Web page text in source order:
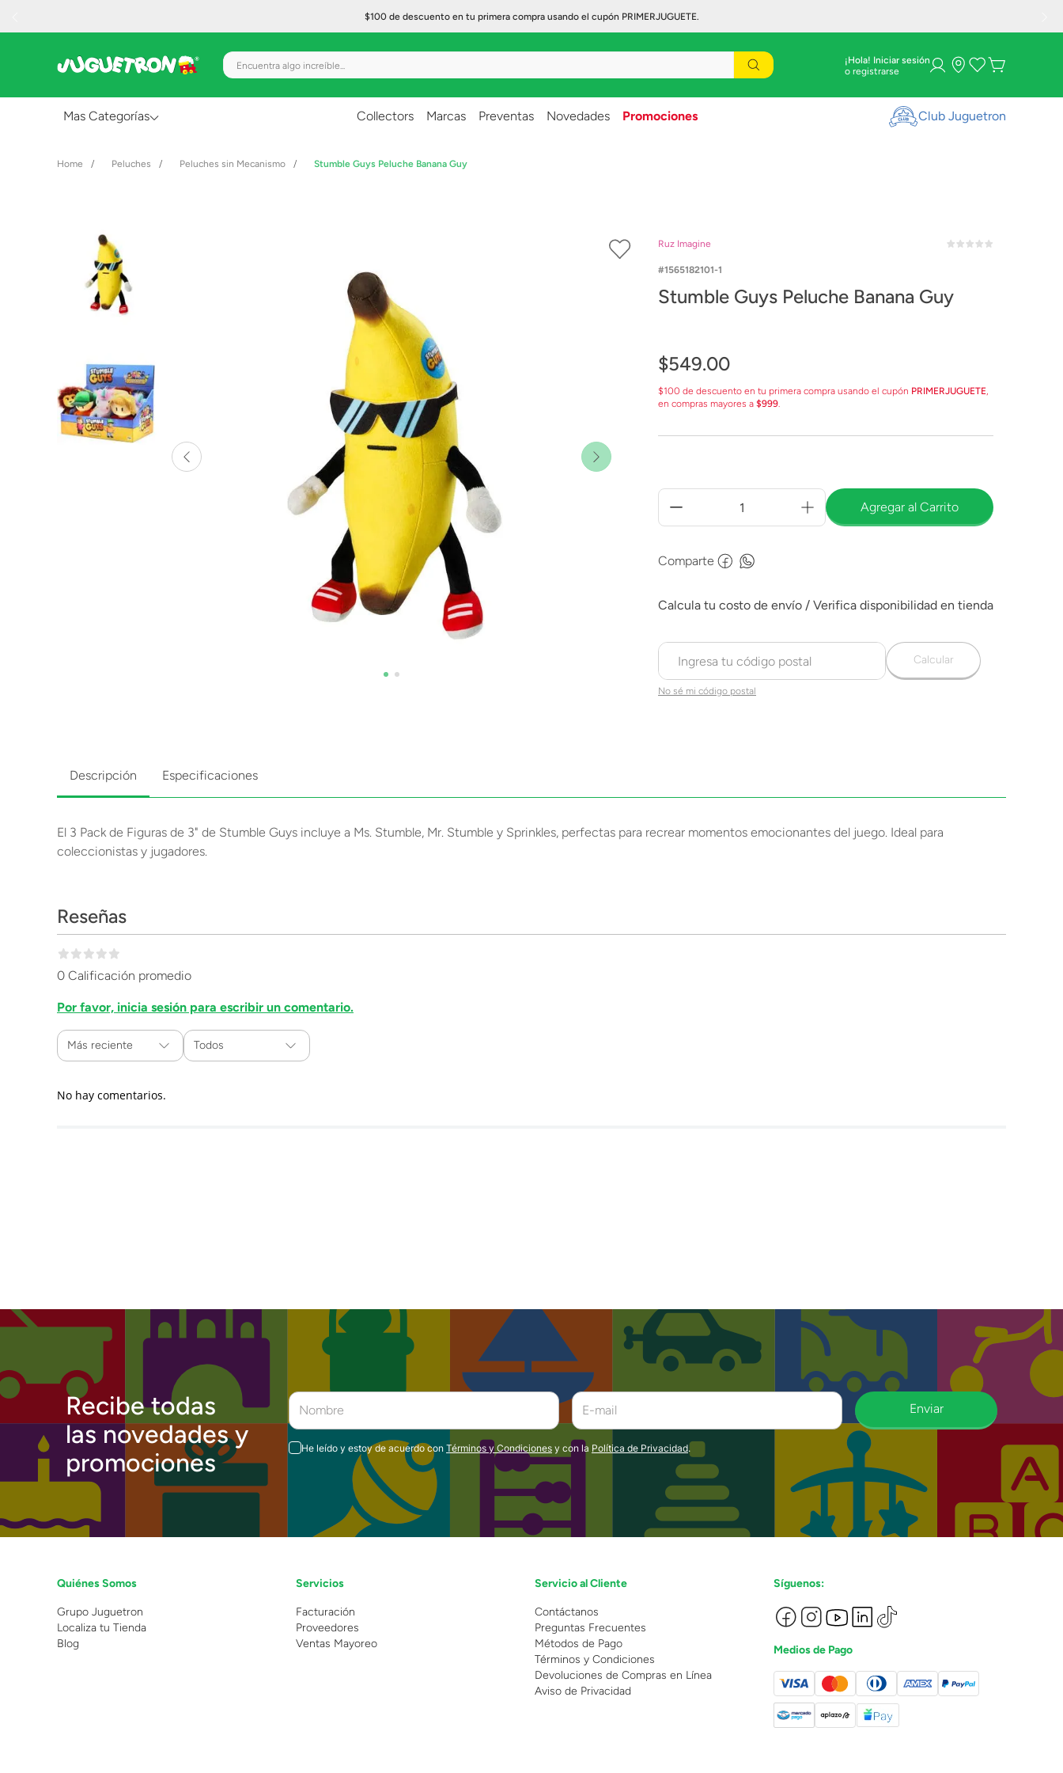
$100 de descuento en tu primera compra usando el cupón PRIMERJUGUETE.
Encuentra algo increíble... ¡Hola! Iniciar sesión
Mas Categorías
Creatividad y Arte
Figuras de Acción
Gadgets y Electrónicos
Lanzadores
Muñecas
Construcción
Collectors Marcas Preventas Novedades Promociones Club Juguetron
Peluches Peluches sin Mecanismo Stumble Guys Peluche Banana Guy
Ruz Imagine
1565182101-1
Stumble Guys Peluche Banana Guy
$549.00
$100 de descuento en tu primera compra usando el cupón PRIMERJUGUETE,
en compras mayores a $999.
Agregar al Carrito
Comparte
No sé mi código postal
Calcular
Descripción Especificaciones
El 3 Pack de Figuras de 3" de Stumble Guys incluye a Ms. Stumble, Mr. Stumble y Sprinkles, perfectas para recrear momentos emocionantes del juego. Ideal para
coleccionistas y jugadores.
Reseñas
0 Calificación promedio
Por favor, inicia sesión para escribir un comentario.
Más reciente Todos
No hay comentarios.
Recibe todas
las novedades y
promociones
Enviar
He leído y estoy de acuerdo con Términos y Condiciones y con la Política de Privacidad.
Quiénes Somos
Grupo Juguetron
Localiza tu Tienda
Blog
Servicios
Facturación
Proveedores
Ventas Mayoreo
Servicio al Cliente
Contáctanos
Preguntas Frecuentes
Métodos de Pago
Términos y Condiciones
Devoluciones de Compras en Línea
Aviso de Privacidad
Síguenos:
Medios de Pago